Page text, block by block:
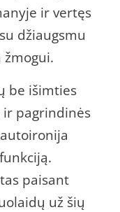
ir vertęs
džiaugsmu
be išimties
ir pagrindinės
paisant
už šių